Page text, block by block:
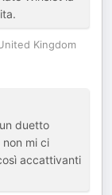
Kingdom
duetto
mi ci
accattivanti